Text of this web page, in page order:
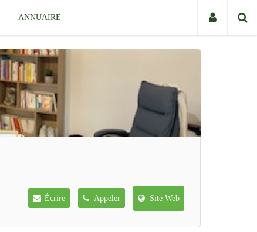
ANNUAIRE
Écrire Appeler Site Web